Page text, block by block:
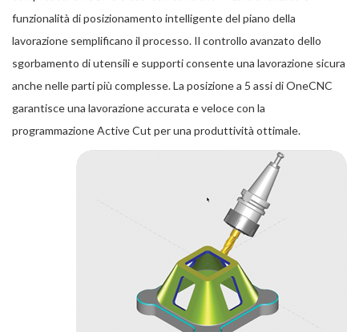
funzionalità di posizionamento intelligente del piano della
lavorazione semplificano il processo. Il controllo avanzato dello
sgorbamento di utensili e supporti consente una lavorazione sicura
anche nelle parti più complesse. La posizione a 5 assi di OneCNC
garantisce una lavorazione accurata e veloce con la
programmazione Active Cut per una produttività ottimale.